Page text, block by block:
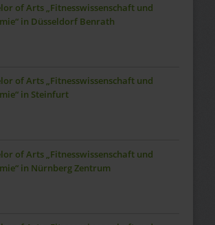
of Arts „Fitnesswissenschaft und
in Düsseldorf Benrath
of Arts „Fitnesswissenschaft und
in Steinfurt
of Arts „Fitnesswissenschaft und
in Nürnberg Zentrum